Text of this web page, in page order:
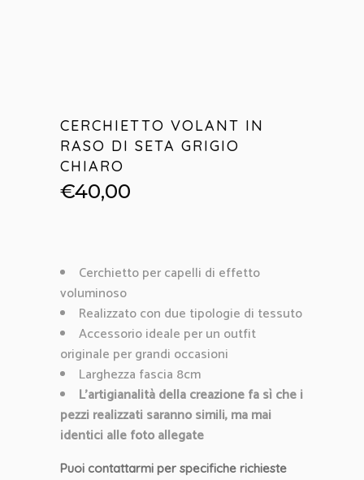
CERCHIETTO VOLANT IN
RASO DI SETA GRIGIO
CHIARO
€40,00
Cerchietto per capelli di effetto
voluminoso
Realizzato con due tipologie di tessuto
Accessorio ideale per un outfit
originale per grandi occasioni
Larghezza fascia 8cm
L’artigianalità della creazione fa sì che i
pezzi realizzati saranno simili, ma mai
identici alle foto allegate
Puoi contattarmi per specifiche richieste